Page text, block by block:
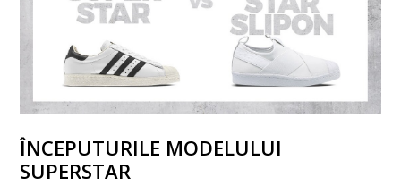
ÎNCEPUTURILE MODELULUI
SUPERSTAR